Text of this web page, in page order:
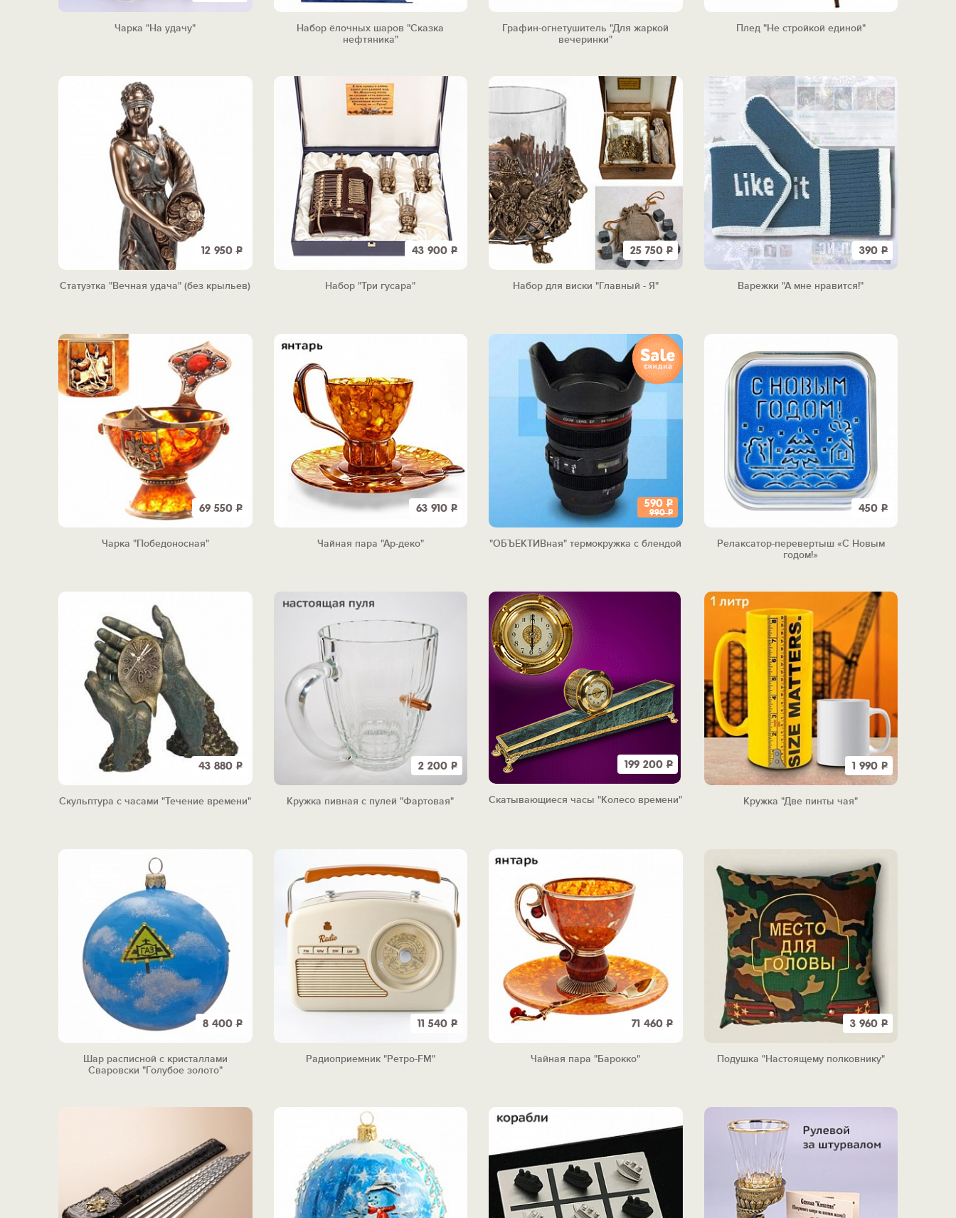
Чарка "На удачу"
Набор ёлочных шаров "Сказка
нефтяника"
Графин-огнетушитель "Для жаркой
вечеринки"
Плед "Не стройкой единой"
12 950Р
Статуэтка "Вечная удача" (без крыльев)
43 900 Р
Набор "Три гусара"
25 750Р
Набор для виски "Главный - Я"
390 Р
Варежки "А мне нравится!"
69 550Р
Чарка "Победоносная"
63 910 Р
Чайная пара "Ар-деко"
590Р
990Р
"ОБЪЕКТИВная" термокружка с блендой
450 Р
Релаксатор-перевертыш «С Новым
годом!»
43 880Р
Скульптура с часами "Течение времени"
2 200 Р
Кружка пивная с пулей "Фартовая"
199 200Р
Скатывающиеся часы "Колесо времени"
1 990 Р
Кружка "Две пинты чая"
8 400Р
Шар расписной с кристаллами
Сваровски "Голубое золото"
11 540 Р
Радиоприемник "Ретро-FM"
71 460Р
Чайная пара "Барокко"
3 960 Р
Подушка "Настоящему полковнику"